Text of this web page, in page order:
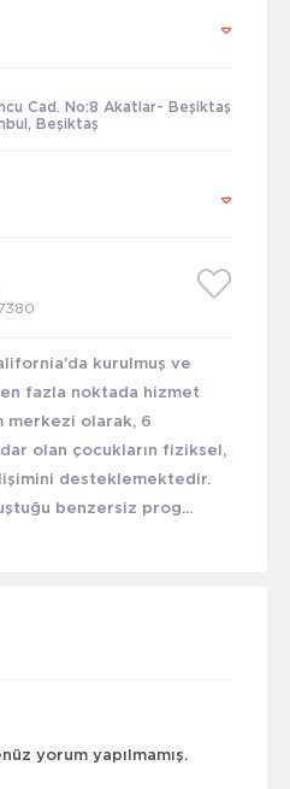
Cad. No:8 Akatlar- Beşiktaş
Beşiktaş
kurulmuş ve
fazla noktada hizmet
merkezi olarak, 6
olan çocukların fiziksel,
desteklemektedir.
benzersiz prog...
yorum yapılmamış.